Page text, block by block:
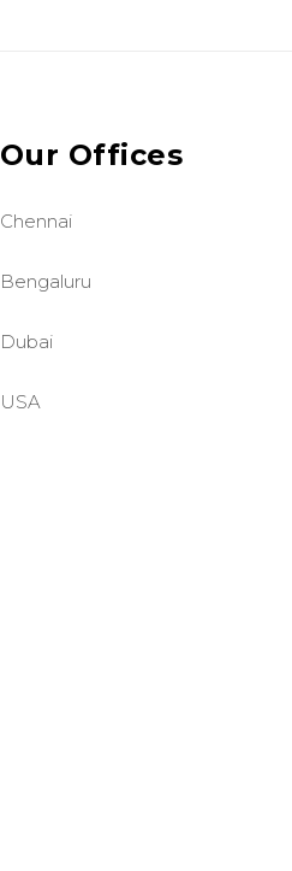
Our Offices
Chennai
Bengaluru
Dubai
USA